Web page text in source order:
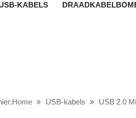
KABELS
Home USB-kabels USB 2.0